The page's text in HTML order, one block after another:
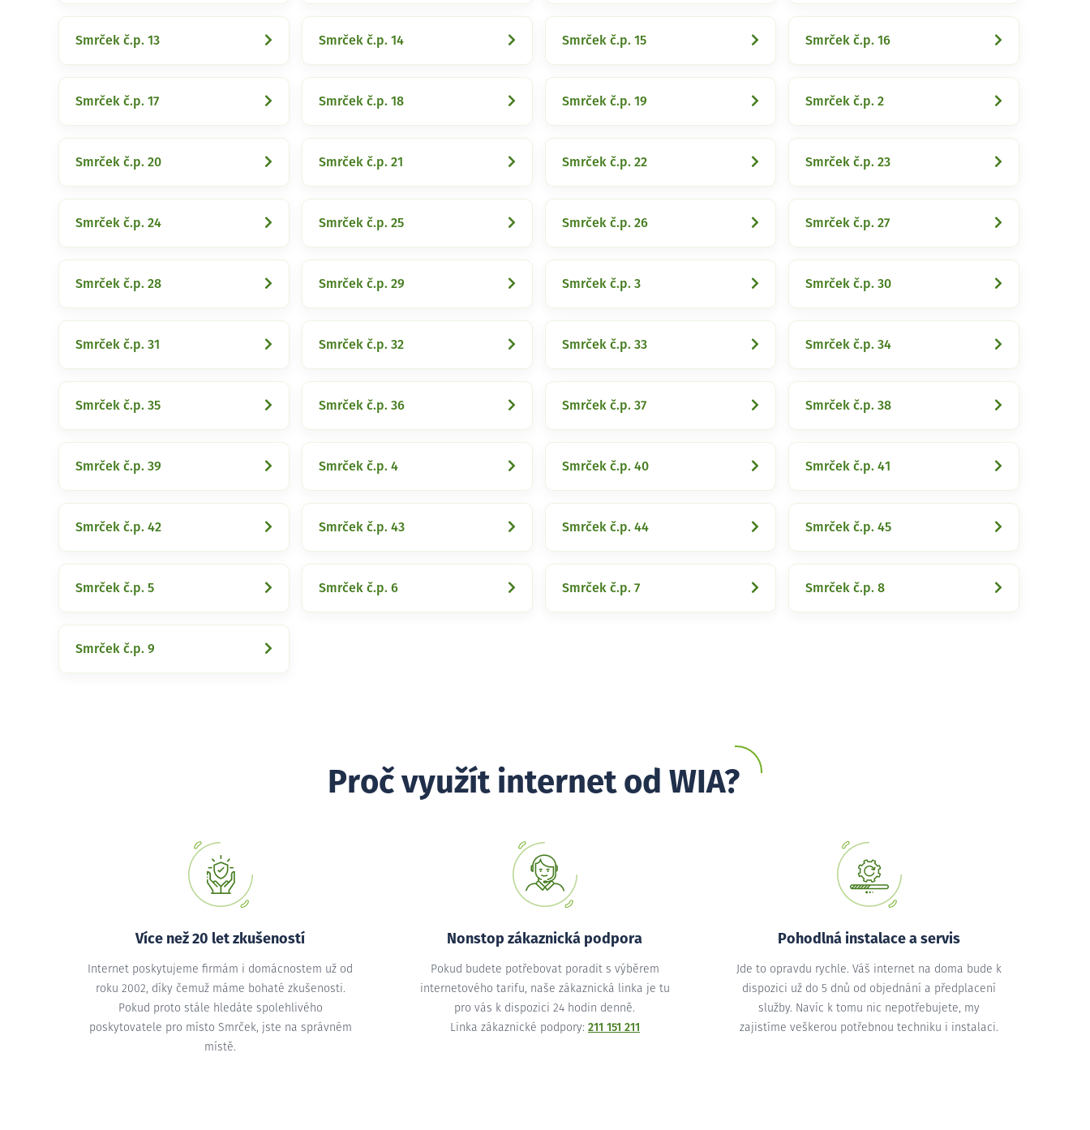
Smrček č.p. 13 Smrček č.p. 14 Smrček č.p. 15 Smrček č.p. 16
Smrček č.p. 17 Smrček č.p. 18 Smrček č.p. 19 Smrček č.p. 2
Smrček č.p. 20 Smrček č.p. 21 Smrček č.p. 22 Smrček č.p. 23
Smrček č.p. 24 Smrček č.p. 25 Smrček č.p. 26 Smrček č.p. 27
Smrček č.p. 28 Smrček č.p. 29 Smrček č.p. 3 Smrček č.p. 30
Smrček č.p. 31 Smrček č.p. 32 Smrček č.p. 33 Smrček č.p. 34
Smrček č.p. 35 Smrček č.p. 36 Smrček č.p. 37 Smrček č.p. 38
Smrček č.p. 39 Smrček č.p. 4 Smrček č.p. 40 Smrček č.p. 41
Smrček č.p. 42 Smrček č.p. 43 Smrček č.p. 44 Smrček č.p. 45
Smrček č.p. 5 Smrček č.p. 6 Smrček č.p. 7 Smrček č.p. 8
Smrček č.p. 9
Proč využít internet od WIA?
Více než 20 let zkušeností
Internet poskytujeme firmám i domácnostem už od
roku 2002, díky čemuž máme bohaté zkušenosti.
Pokud proto stále hledáte spolehlivého
poskytovatele pro místo Smrček, jste na správném
místě.
Nonstop zákaznická podpora
Pokud budete potřebovat poradit s výběrem
internetového tarifu, naše zákaznická linka je tu
pro vás k dispozici 24 hodin denně.
Linka zákaznické podpory: 211 151 211
Pohodlná instalace a servis
Jde to opravdu rychle. Váš internet na doma bude k
dispozici už do 5 dnů od objednání a předplacení
služby. Navíc k tomu nic nepotřebujete, my
zajistíme veškerou potřebnou techniku i instalaci.